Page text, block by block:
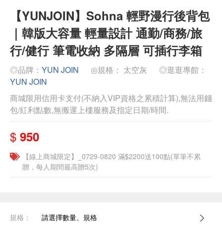
【YUNJOIN】Sohna 輕野漫行後背包
｜韓版大容量 輕量設計 通勤/商務/旅
行/健行 筆電收納 多隔層 可插行李箱
◎品牌： YUN JOIN ◎規格： 太空灰
◎逛逛專館：
YUN JOIN
商城限用信用卡支付(不納入VIP資格之累積計算),無法用錢
包/紅利點數,無搬運上樓服務及指定日期/時間.
$ 950
【線上商城限定】_0729-0820 滿$2200送100點(單筆不累
贈，每人期間最高贈5次)
規格： 請選擇數量、規格